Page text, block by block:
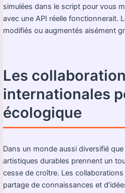
simulées dans le script pour vous
avec une API réelle fonctionnerait.
modifiés ou augmentés aisément
Les
internationales
écologique
Dans un monde aussi diversifié
artistiques durables prennent un
cesse de croître. Les
partage de connaissances et